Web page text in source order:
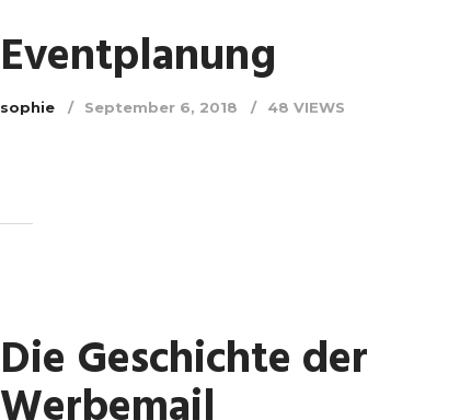
Eventplanung
sophie September 6, 2018 48 VIEWS
Die Geschichte der